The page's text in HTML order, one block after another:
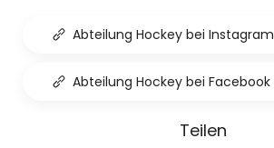
Abteilung Hockey bei Instagram
Abteilung Hockey bei Facebook
Teilen